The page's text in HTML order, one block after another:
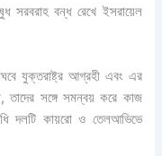
সরবরাহ বন্ধ রেখে ইসরায়েল
যুক্তরাষ্ট্র আগ্রহী এবং এর
তাদের সঙ্গে সমন্বয় করে কাজ
দলটি কায়রো ও তেলআভিভে